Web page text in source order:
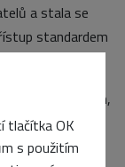
tlačítka OK
s použitím
a stala se
standardem
serverech,
i daty